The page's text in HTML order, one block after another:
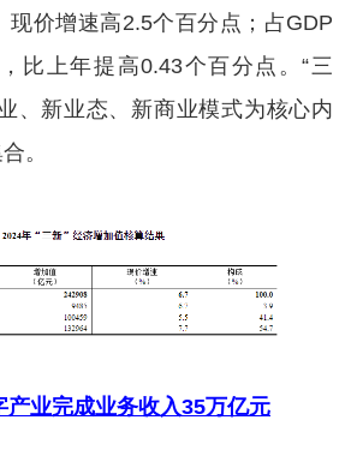
现价增速高2.5个百分点；占GDP
比上年提高0.43个百分点。“三
、新业态、新商业模式为核心内
。
业完成业务收入35万亿元